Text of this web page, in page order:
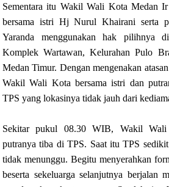
Sementara itu Wakil Wali Kota Medan
bersama istri Hj Nurul Khairani serta
Yaranda menggunakan hak pilihnya
Komplek Wartawan, Kelurahan Pulo
Medan Timur. Dengan mengenakan
Wakil Wali Kota bersama istri dan
TPS yang lokasinya tidak jauh dari
Sekitar pukul 08.30 WIB, Wakil
putranya tiba di TPS. Saat itu TPS
tidak menunggu. Begitu menyerahkan
beserta sekeluarga selanjutnya berjalan